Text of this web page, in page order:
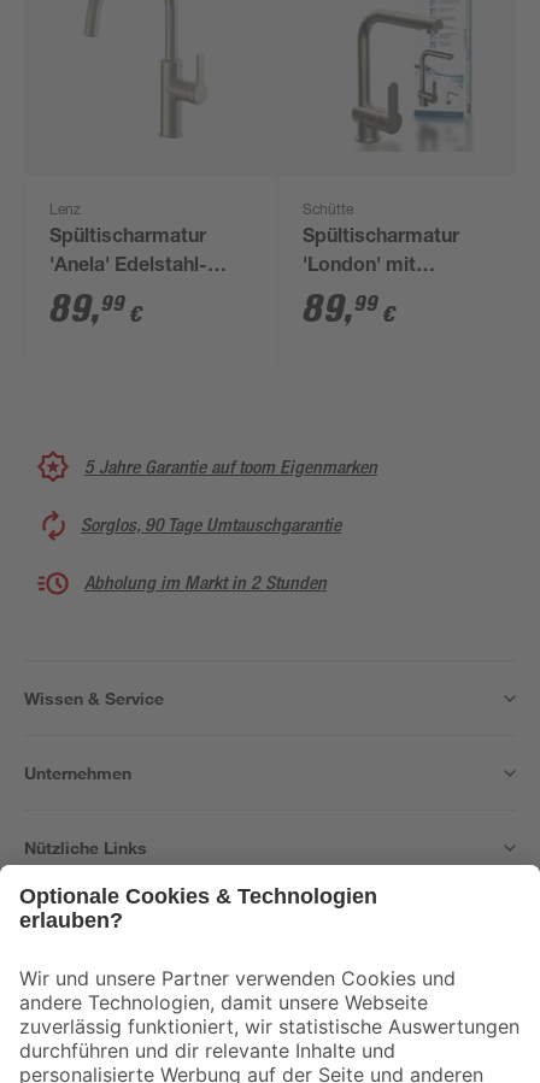
Lenz
Spültischarmatur
'Anela' Edelstahl-
Optik 37 cm
89,99 €
Schütte
Spültischarmatur
'London' mit
Geschirrbrause
edelstahlfarben
89,99 €
5 Jahre Garantie auf toom Eigenmarken
Sorglos, 90 Tage Umtauschgarantie
Abholung im Markt in 2 Stunden
Wissen & Service
Unternehmen
Nützliche Links
Der toom Newsletter: Keine Angebote und Aktionen mehr verpassen!
Zur Newsletter Anmeldung